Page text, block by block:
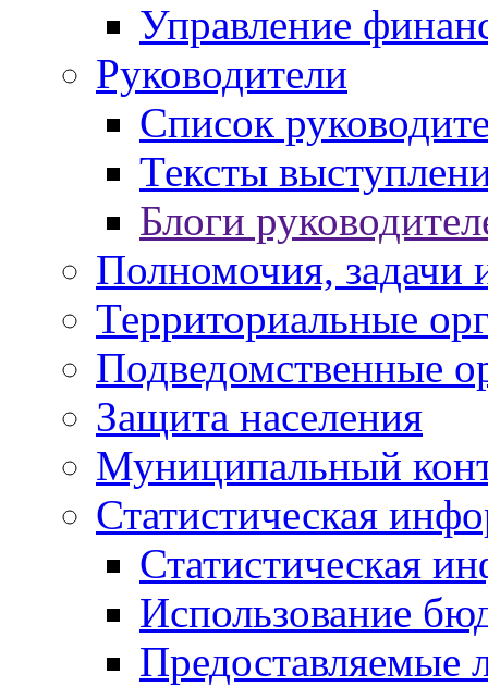
Управление
Руководители
Список
Тексты
Блоги
Полномочия, задачи
Территориальные
Подведомственные
Защита населения
Муниципальный
Статистическая
Статистическая
Использование
Предоставляемые